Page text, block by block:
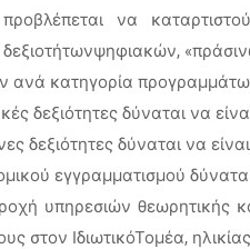
να
ανά κατηγορία
δεξιότητες δύναται να
δεξιότητες δύναται να
εγγραμματισμού
υπηρεσιών θεωρητικής
στον ΙδιωτικόΤομέα,